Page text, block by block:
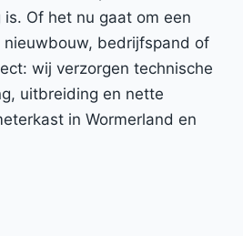
Of het nu gaat om een
bedrijfspand of
wij verzorgen technische
uitbreiding en nette
in Wormerland en